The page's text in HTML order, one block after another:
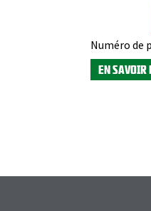
Numéro de
EN SAVOIR